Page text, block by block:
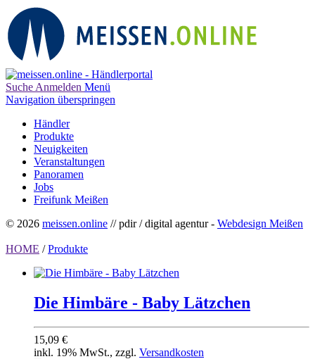
Suche Anmelden Menü
Navigation überspringen
Händler
Produkte
Neuigkeiten
Veranstaltungen
Panoramen
Jobs
Freifunk Meißen
© 2026 meissen.online // pdir / digital agentur - Webdesign Meißen
HOME / Produkte
Die Himbäre - Baby Lätzchen
15,09 €
inkl. 19% MwSt., zzgl. Versandkosten